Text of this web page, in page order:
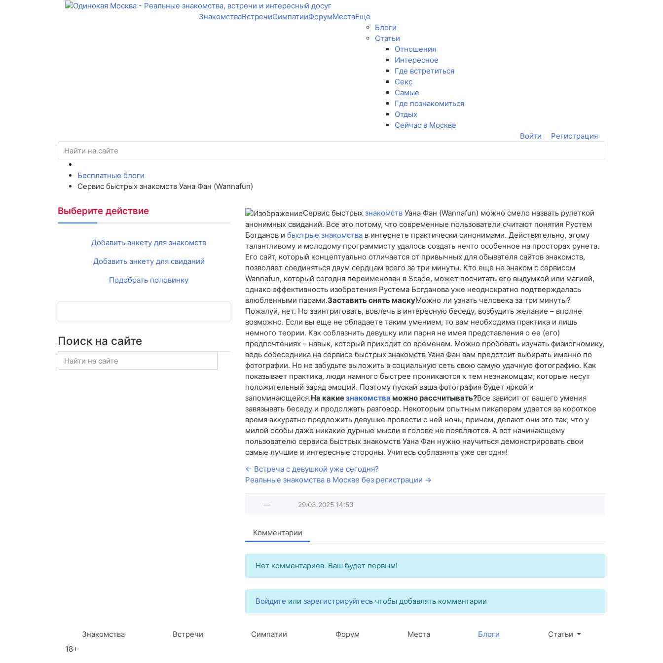
ЗнакомстваВстречиСимпатииФорумМестаЕщё
Блоги
Статьи
Отношения
Интересное
Где встретиться
Секс
Самые
Где познакомиться
Отдых
Сейчас в Москве
Войти
Регистрация
Бесплатные блоги
Сервис быстрых знакомств Уана Фан (Wannafun)
Выберите действие
Добавить анкету для знакомств
Добавить анкету для свиданий
Подобрать половинку
Поиск на сайте
Сервис быстрых знакомств Уана Фан (Wannafun) можно смело назвать рулеткой
анонимных свиданий. Все это потому, что современные пользователи считают понятия Рустем
Богданов и быстрые знакомства в интернете практически синонимами. Действительно, этому
талантливому и молодому программисту удалось создать нечто особенное на просторах рунета.
Его сайт, который концептуально отличается от привычных для обывателя сайтов знакомств,
позволяет соединяться двум сердцам всего за три минуты. Кто еще не знаком с сервисом
Wannafun, который сегодня переименован в Scade, может посчитать его выдумкой или магией,
однако эффективность изобретения Рустема Богданова уже неоднократно подтверждалась
влюбленными парами.Заставить снять маскуМожно ли узнать человека за три минуты?
Пожалуй, нет. Но заинтриговать, вовлечь в интересную беседу, возбудить желание – вполне
возможно. Если вы еще не обладаете таким умением, то вам необходима практика и лишь
немного теории. Как соблазнить девушку или парня не имея представления о ее (его)
предпочтениях – навык, который приходит со временем. Можно пробовать изучать физиогномику,
ведь собеседника на сервисе быстрых знакомств Уана Фан вам предстоит выбирать именно по
фотографии. Но не забудьте выложить в социальную сеть свою самую удачную фотографию. Как
показывает практика, люди намного быстрее проникаются к тем незнакомцам, которые несут
положительный заряд эмоций. Поэтому пускай ваша фотография будет яркой и
запоминающейся.На какиезнакомства можно рассчитывать?Все зависит от вашего умения
завязывать беседу и продолжать разговор. Некоторым опытным пикаперам удается за короткое
время аккуратно предложить девушке провести с ней ночь, причем, делают они это так, что у
милой особы даже никакие дурные мысли в голове не появляются. А вот начинающему
пользователю сервиса быстрых знакомств Уана Фан нужно научиться демонстрировать свои
самые лучшие и интересные стороны. Учитесь соблазнять уже сегодня!
← Встреча с девушкой уже сегодня?
Реальные знакомства в Москве без регистрации →
— 29.03.2025 14:53
Комментарии
Нет комментариев. Ваш будет первым!
Войдите или зарегистрируйтесь чтобы добавлять комментарии
Знакомства Встречи Симпатии Форум Места Блоги
Статьи
18+